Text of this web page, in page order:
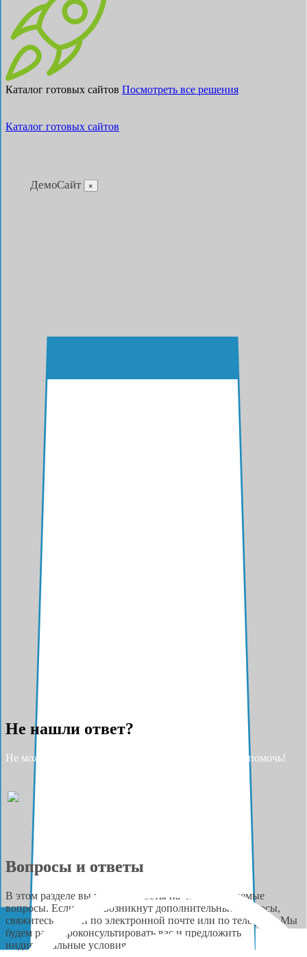
Каталог готовых сайтов Посмотреть все решения
Каталог готовых сайтов
ДемоСайт ×
Не нашли ответ?
Не можете найти ответ на свой вопрос? Разрешите помочь!
Вопросы и ответы
В этом разделе вы найдёте ответы на часто задаваемые
вопросы. Если у вас возникнут дополнительные вопросы,
свяжитесь с нами по электронной почте или по телефону. Мы
будем рады проконсультировать вас и предложить
индивидуальные условия сотрудничества.